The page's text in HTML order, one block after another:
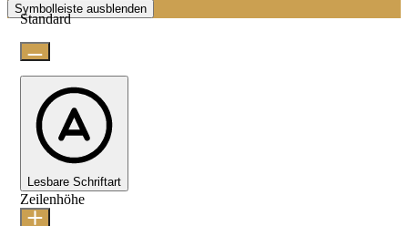
Symbolleiste ausblenden
Standard
Lesbare Schriftart
Zeilenhöhe